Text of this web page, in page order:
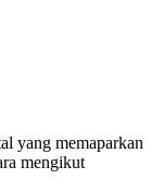
yang memaparkan
mengikut